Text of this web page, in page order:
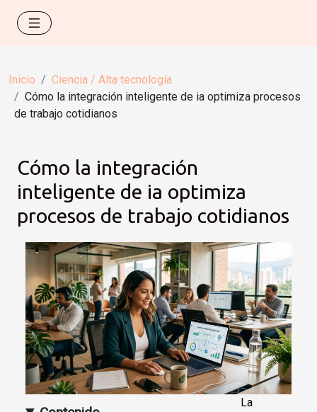
Inicio
Ciencia / Alta tecnología
Cómo la integración inteligente de ia optimiza procesos
de trabajo cotidianos
Cómo la integración
inteligente de ia optimiza
procesos de trabajo cotidianos
La